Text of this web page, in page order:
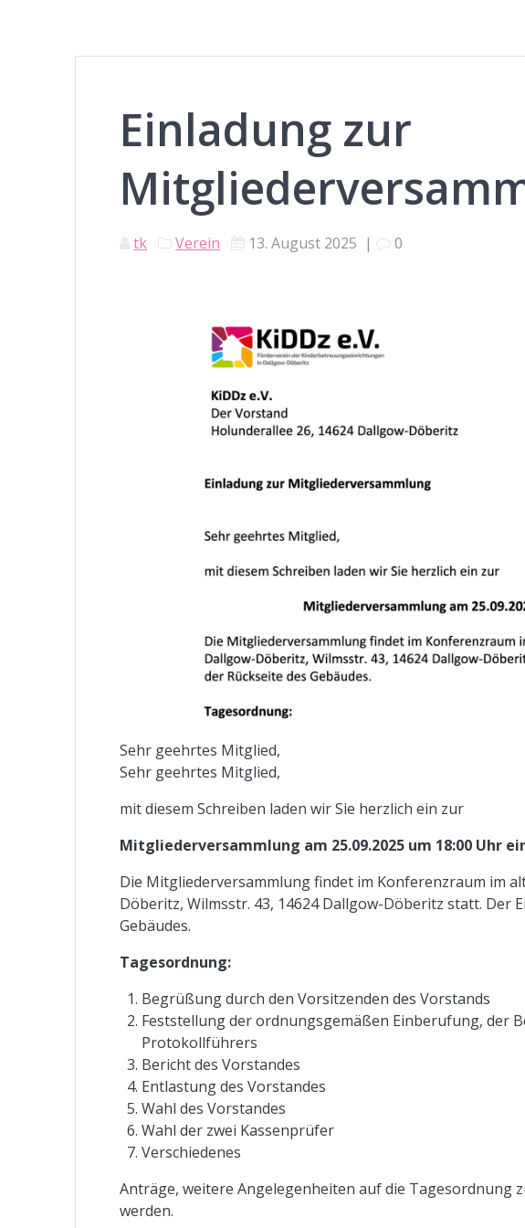
Einladung zur
tk Verein 13. August 2025 | 0
Sehr geehrtes Mitglied,
Sehr geehrtes Mitglied,
mit diesem Schreiben laden wir Sie herzlich ein zur
Mitgliederversammlung am 25.09.2025 um 18:00 Uhr
Die Mitgliederversammlung findet im Konferenzraum im
Döberitz, Wilmsstr. 43, 14624 Dallgow-Döberitz statt. Der
Gebäudes.
Tagesordnung:
Begrüßung durch den Vorsitzenden des Vorstands
Feststellung der ordnungsgemäßen Einberufung, der
Protokollführers
Bericht des Vorstandes
Entlastung des Vorstandes
Wahl des Vorstandes
Wahl der zwei Kassenprüfer
Verschiedenes
Anträge, weitere Angelegenheiten auf die Tagesordnung
werden.